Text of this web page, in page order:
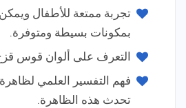
تجربة ممتعة للأطفال
بمكونات بسيطة ومتوفرة.
التعرف على ألوان قوس
فهم التفسير العلمي
تحدث هذه الظاهرة.